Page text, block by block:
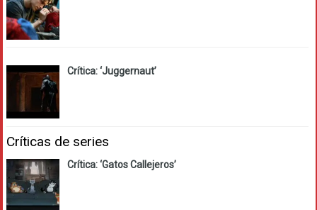
Crítica: ‘Juggernaut’
Críticas de series
Crítica: ‘Gatos Callejeros’